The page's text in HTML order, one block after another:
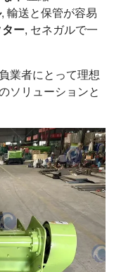
, 輸送と保管が容易
ー, セネガルで一
業者にとって理想
ソリューションと